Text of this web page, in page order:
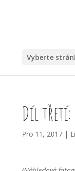
Vyberte
Díl třetí:
Pro 11, 2017|